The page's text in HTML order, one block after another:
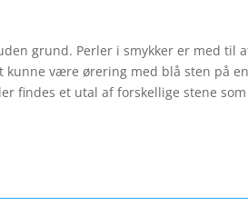
grund. Perler i smykker er med til
være ørering med blå sten på
findes et utal af forskellige stene